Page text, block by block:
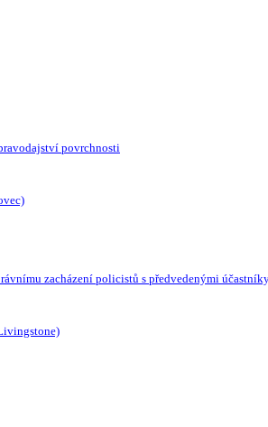
povrchnosti
zacházení policistů s předvedenými